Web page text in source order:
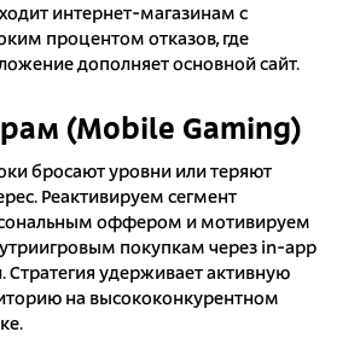
интернет-магазинам с
процентом отказов, где
дополняет основной сайт.
(Mobile Gaming)
бросают уровни или теряют
Реактивируем сегмент
оффером и мотивируем
покупкам через in-app
Стратегия удерживает активную
на высококонкурентном